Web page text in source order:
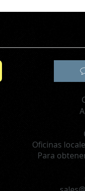
Oficinas
Para